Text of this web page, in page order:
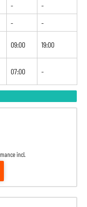
incl.
-
-
- -
09:00 19:00
07:00 -